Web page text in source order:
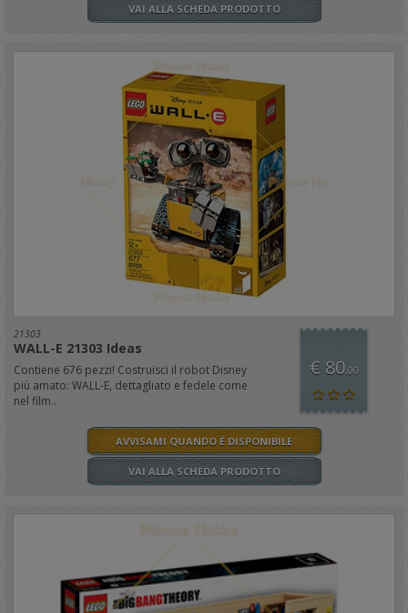
VAI ALLA SCHEDA PRODOTTO
21303
WALL-E 21303 Ideas
Contiene 676 pezzi! Costruisci il robot Disney
più amato: WALL-E, dettagliato e fedele come
nel film..
€ 80,00
AVVISAMI QUANDO È DISPONIBILE
VAI ALLA SCHEDA PRODOTTO